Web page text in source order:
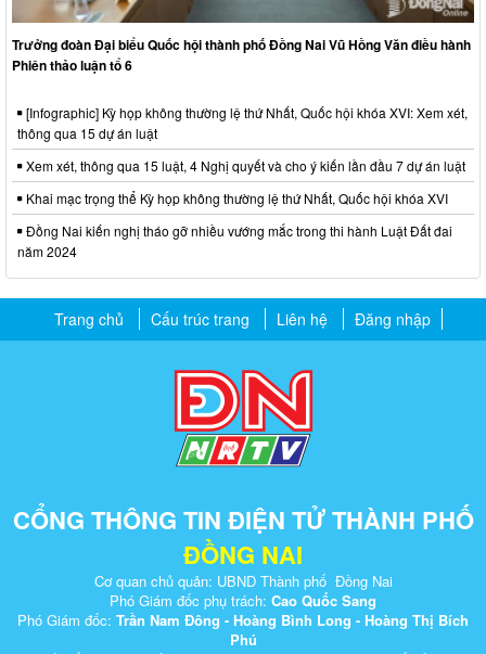
Trưởng đoàn Đại biểu Quốc hội thành phố Đồng Nai Vũ Hồng Văn điều hành
Phiên thảo luận tổ 6
[Infographic] Kỳ họp không thường lệ thứ Nhất, Quốc hội khóa XVI: Xem xét,
thông qua 15 dự án luật
Xem xét, thông qua 15 luật, 4 Nghị quyết và cho ý kiến lần đầu 7 dự án luật
Khai mạc trọng thể Kỳ họp không thường lệ thứ Nhất, Quốc hội khóa XVI
Đồng Nai kiến nghị tháo gỡ nhiều vướng mắc trong thi hành Luật Đất đai
năm 2024
Trang chủ Cấu trúc trang Liên hệ Đăng nhập
CỔNG THÔNG TIN ĐIỆN TỬ THÀNH PHỐ
ĐỒNG NAI
Cơ quan chủ quản: UBND Thành phố Đồng Nai
Phó Giám đốc phụ trách: Cao Quốc Sang
Phó Giám đốc: Trần Nam Đông - Hoàng Bình Long - Hoàng Thị Bích
Phú